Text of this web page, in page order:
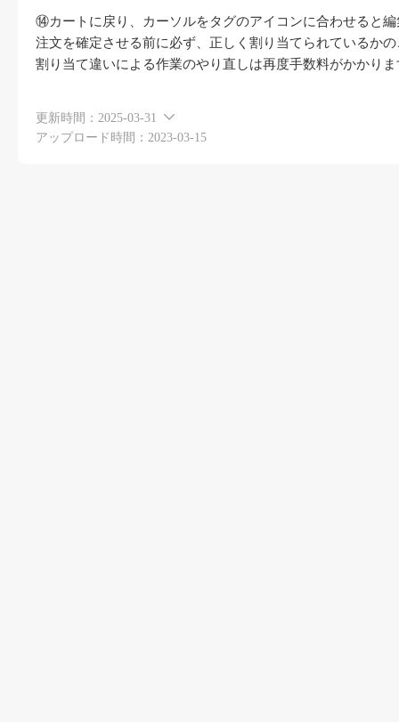
⑭カートに戻り、カーソルをタグのアイコンに合わせると
注文を確定させる前に必ず、正しく割り当てられているか
割り当て違いによる作業のやり直しは再度手数料がかかり
更新時間： 2025-03-31
アップロード時間：2023-03-15